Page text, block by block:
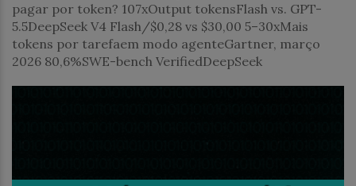
pagar por token? 107xOutput tokensFlash vs. GPT-
5.5DeepSeek V4 Flash/$0,28 vs $30,00 5–30xMais
tokens por tarefaem modo agenteGartner, março
2026 80,6%SWE-bench VerifiedDeepSeek